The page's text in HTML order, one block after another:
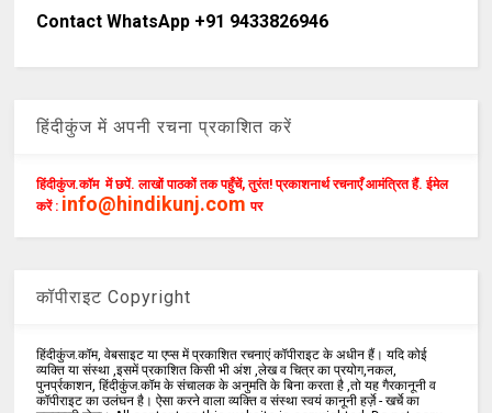
Contact WhatsApp +91 9433826946
हिंदीकुंज में अपनी रचना प्रकाशित करें
हिंदीकुंज.कॉम में छपें. लाखों पाठकों तक पहुँचें, तुरंत! प्रकाशनार्थ रचनाएँ आमंत्रित हैं. ईमेल
करें : info@hindikunj.com पर
कॉपीराइट Copyright
हिंदीकुंज.कॉम, वेबसाइट या एप्स में प्रकाशित रचनाएं कॉपीराइट के अधीन हैं। यदि कोई
व्यक्ति या संस्था ,इसमें प्रकाशित किसी भी अंश ,लेख व चित्र का प्रयोग,नकल,
पुनर्प्रकाशन, हिंदीकुंज.कॉम के संचालक के अनुमति के बिना करता है ,तो यह गैरकानूनी व
कॉपीराइट का उलंघन है। ऐसा करने वाला व्यक्ति व संस्था स्वयं कानूनी हर्ज़े - खर्चे का